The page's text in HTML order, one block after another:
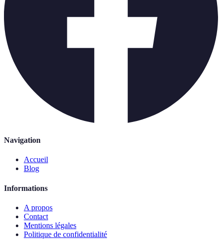
Navigation
Accueil
Blog
Informations
A propos
Contact
Mentions légales
Politique de confidentialité